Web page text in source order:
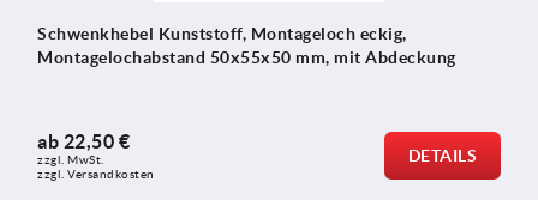
Schwenkhebel Kunststoff, Montageloch eckig,
Montagelochabstand 50x55x50 mm, mit Abdeckung
ab 22,50 €
zzgl. MwSt.
zzgl. Versandkosten
DETAILS